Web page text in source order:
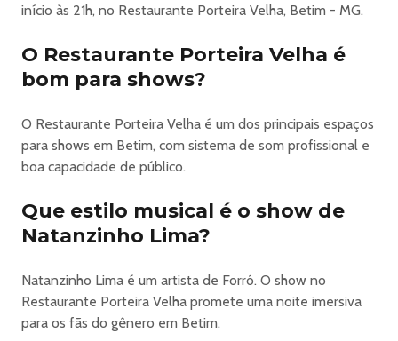
EVENTO PARA MAIORES DE 18 ANOS!!!
Será indispensável portar um documento original com
O evento/espetáculo poderá ser filmado, gravado ou
fotografado, a critério da produção, para posterior
publicação, transmissão, retransmissão, reprodução ou
qualquer outro meio de comunicação. Ao comparecer ao
evento, o participante autoriza gratuitamente a utilização
de sua imagem, nome e voz, sem qualquer ônus ou
A organização do evento reserva-se o direito de alterar
horários, atrações ou setores por motivos de força maior,
garantindo todas as medidas necessárias para a
início às 21h, no Restaurante Porteira Velha, Betim - MG.
O Restaurante Porteira Velha é
bom para shows?
O Restaurante Porteira Velha é um dos principais espaços
para shows em Betim, com sistema de som profissional e
boa capacidade de público.
Que estilo musical é o show de
Natanzinho Lima?
Natanzinho Lima é um artista de Forró. O show no
Restaurante Porteira Velha promete uma noite imersiva
para os fãs do gênero em Betim.